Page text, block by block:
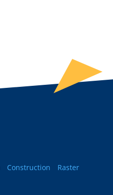
Construction
Raster